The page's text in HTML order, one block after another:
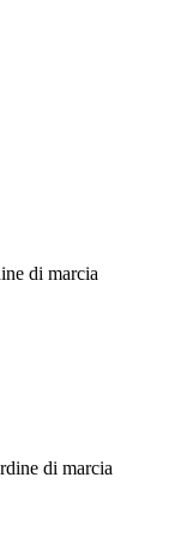
di marcia
di marcia